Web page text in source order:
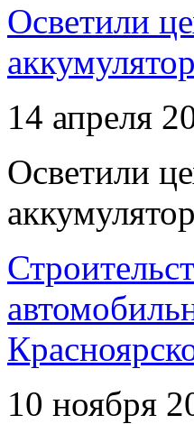
Осветили
14 апреля
Осветили
10 ноября